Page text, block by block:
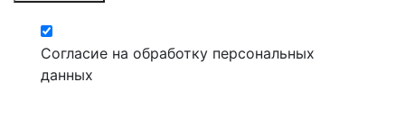
Согласие на обработку персональных
данных